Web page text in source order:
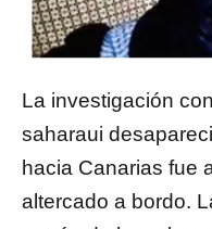
La investigación
saharaui
hacia Canarias fue
altercado a bordo.